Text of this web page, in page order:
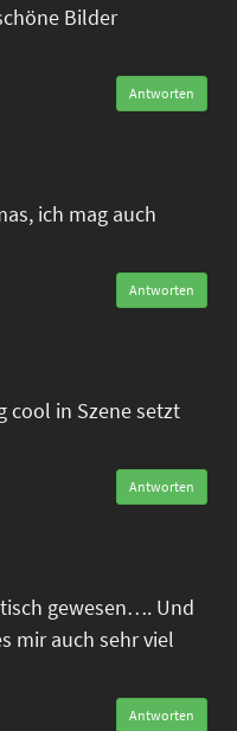
Bilder
Antworten
ich mag auch
Antworten
cool in Szene setzt
Antworten
gewesen…. Und
mir auch sehr viel
Antworten